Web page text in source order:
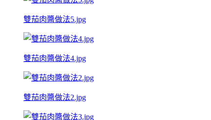
雙茄肉醬做法5.jpg
雙茄肉醬做法4.jpg
雙茄肉醬做法2.jpg